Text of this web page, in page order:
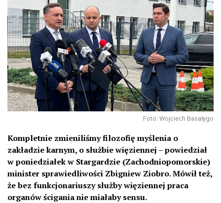
Foto: Wojciech Basałygo
Kompletnie zmieniliśmy filozofię myślenia o
zakładzie karnym, o służbie więziennej – powiedział
w poniedziałek w Stargardzie (Zachodniopomorskie)
minister sprawiedliwości Zbigniew Ziobro. Mówił też,
że bez funkcjonariuszy służby więziennej praca
organów ścigania nie miałaby sensu.